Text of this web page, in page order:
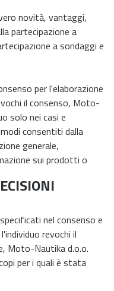
novità, vantaggi,
partecipazione a
a sondaggi e
per l'elaborazione
il consenso, Moto-
solo nei casi e
consentiti dalla
generale,
sui prodotti o
nel consenso e
revochi il
Moto-Nautika d.o.o.
per i quali è stata